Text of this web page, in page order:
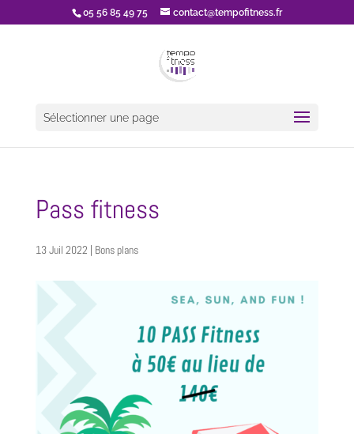
05 56 85 49 75 contact@tempofitness.fr
Sélectionner une page
Pass fitness
13 Juil 2022 | Bons plans